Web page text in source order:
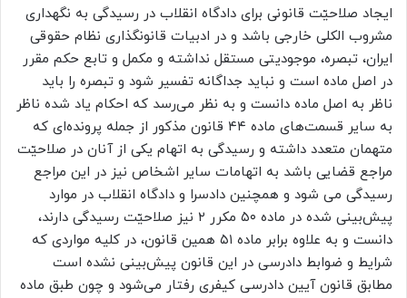
ایجاد صلاحیّت قانونی برای دادگاه انقلاب در رسیدگی به نگهداری
مشروب الکلی خارجی باشد و در ادبیات قانونگذاری نظام حقوقی
ایران، تبصره، موجودیتی مستقل نداشته و مکمل و تابع حکم مقرر
در اصل ماده است و نباید جداگانه تفسیر شود و تبصره را باید
ناظر به اصل ماده دانست و به نظر می‌رسد که احکام یاد شده ناظر
به سایر قسمت‌های ماده ۴۴ قانون مذکور از جمله پرونده‌‌ای که
متهمان متعدد داشته و رسیدگی به اتهام یکی از آنان در صلاحیّت
مراجع قضایی باشد به اتهامات سایر اشخاص نیز در این مراجع
رسیدگی می شود و همچنین دادسرا و دادگاه انقلاب در موارد
پیش‌بینی شده در ماده ۵۰ مکرر ۲ نیز صلاحیّت رسیدگی دارند،
دانست و به علاوه برابر ماده ۵۱ همین قانون، در کلیه مواردی که
شرایط و ضوابط دادرسی در این قانون پیش‌بینی نشده است
مطابق قانون آیین دادرسی کیفری رفتار می‌شود و چون طبق ماده